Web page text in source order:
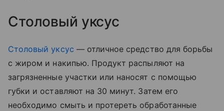
Столовый уксус
Столовый уксус — отличное средство для борьбы
с жиром и накипью. Продукт распыляют на
загрязненные участки или наносят с помощью
губки и оставляют на 30 минут. Затем его
необходимо смыть и протереть обработанные